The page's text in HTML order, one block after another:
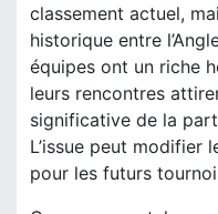
classement actuel,
historique entre
équipes ont un riche
leurs rencontres
significative de la
L’issue peut modifier
pour les futurs